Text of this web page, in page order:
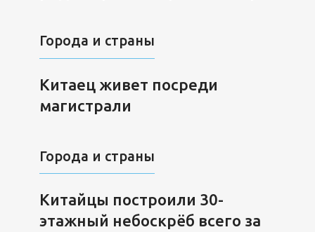
Города и страны
Китаец живет посреди
магистрали
Города и страны
Китайцы построили 30-
этажный небоскрёб всего за